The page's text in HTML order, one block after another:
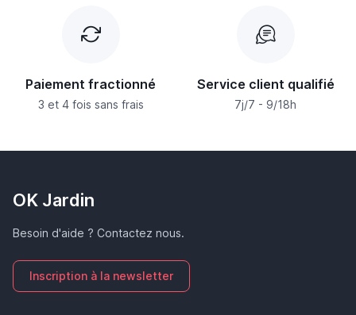
Paiement fractionné
3 et 4 fois sans frais
Service client qualifié
7j/7 - 9/18h
OK Jardin
Besoin d'aide ? Contactez nous.
Inscription à la newsletter